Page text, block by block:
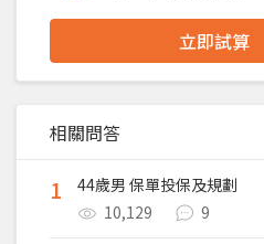
立即試算
相關問答
1
44歲男 保單投保及規劃
10,129
9